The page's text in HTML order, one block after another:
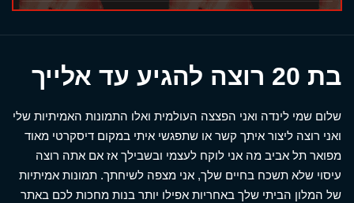
בת 20 רוצה להגיע עד אלייך
שלום שמי לינדה ואני הפצצה העולמית ואלו התמונות האמיתיות שלי
ואני רוצה ליצור איתך קשר או שתפגשי איתי במקום דיסקרטי מאוד
מפואר תל אביב מה אני לוקח לעצמי ובשבילך אז אם אתה רוצה
עיסוי שלא תשכח בחיים שלך, אני מצפה לשיחתך. תמונות אמיתיות
של המלון הביתי שלך באחריות אפילו יותר בנות מחכות לכם באתר